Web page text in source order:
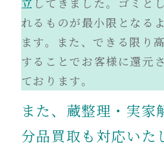
れるものが最小限となる
ます。また、できる限り
することでお客様に還元
ております。
また、蔵整理・実家
分品買取も対応いた